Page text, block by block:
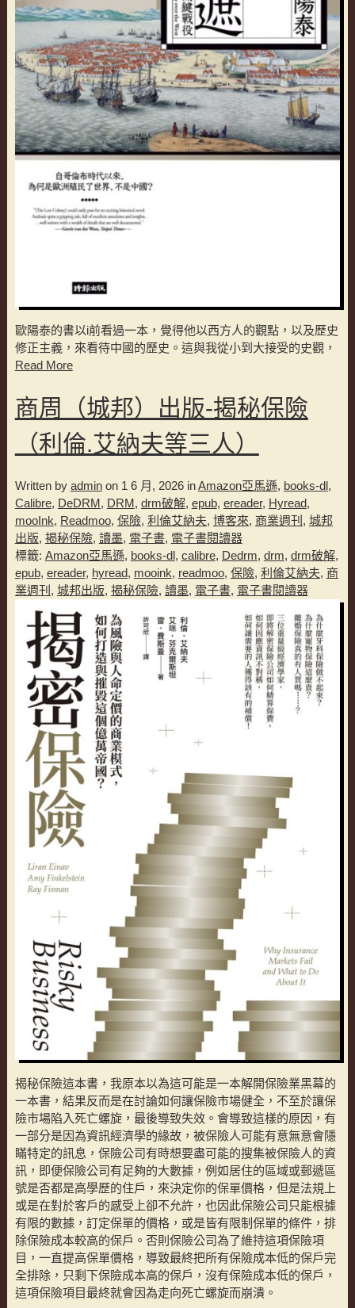
歐陽泰的書以i前看過一本，覺得他以西方人的觀點，以及歷史
修正主義，來看待中國的歷史。這與我從小到大接受的史觀，
Read More
商周（城邦）出版-揭秘保險
（利倫.艾納夫等三人）
Written by adminon 1 6 月, 2026 inAmazon亞馬遜, books-dl,
Calibre, DeDRM, DRM, drm破解, epub, ereader, Hyread,
mooInk, Readmoo, 保險, 利倫艾納夫, 博客來, 商業週刊 , 城邦
出版, 揭秘保險, 讀墨, 電子書, 電子書閱讀器
標籤: Amazon亞馬遜, books-dl, calibre, Dedrm, drm, drm破解,
epub, ereader, hyread, mooink, readmoo, 保險, 利倫艾納夫, 商
業週刊 , 城邦出版, 揭秘保險, 讀墨, 電子書, 電子書閱讀器
揭秘保險這本書，我原本以為這可能是一本解開保險業黑幕的
一本書，結果反而是在討論如何讓保險市場健全，不至於讓保
險市場陷入死亡螺旋，最後導致失效。會導致這樣的原因，有
一部分是因為資訊經濟學的緣故，被保險人可能有意無意會隱
瞞特定的訊息，保險公司有時想要盡可能的搜集被保險人的資
訊，即便保險公司有足夠的大數據，例如居住的區域或郵遞區
號是否都是高學歷的住戶，來決定你的保單價格，但是法規上
或是在對於客戶的感受上卻不允許，也因此保險公司只能根據
有限的數據，訂定保單的價格，或是皆有限制保單的條件，排
除保險成本較高的保戶。否則保險公司為了維持這項保險項
目，一直提高保單價格，導致最終把所有保險成本低的保戶完
全排除，只剩下保險成本高的保戶，沒有保險成本低的保戶，
這項保險項目最終就會因為走向死亡螺旋而崩潰。